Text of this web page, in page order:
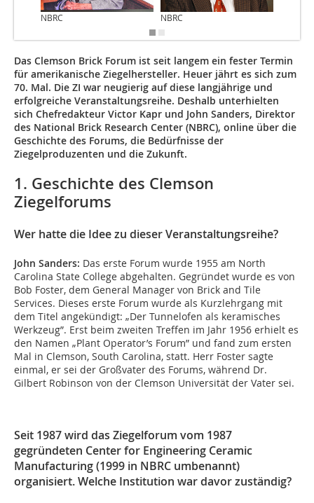
NBRC NBRC
Das Clemson Brick Forum ist seit langem ein fester Termin
für amerikanische Ziegelhersteller. Heuer jährt es sich zum
70. Mal. Die ZI war neugierig auf diese langjährige und
erfolgreiche Veranstaltungsreihe. Deshalb unterhielten
sich Chefredakteur Victor Kapr und John Sanders, Direktor
des National Brick Research Center (NBRC), online über die
Geschichte des Forums, die Bedürfnisse der
Ziegelproduzenten und die Zukunft.
1. Geschichte des Clemson
Ziegelforums
Wer hatte die Idee zu dieser Veranstaltungsreihe?
John Sanders: Das erste Forum wurde 1955 am North
Carolina State College abgehalten. Gegründet wurde es von
Bob Foster, dem General Manager von Brick and Tile
Services. Dieses erste Forum wurde als Kurzlehrgang mit
dem Titel angekündigt: „Der Tunnelofen als keramisches
Werkzeug”. Erst beim zweiten Treffen im Jahr 1956 erhielt es
den Namen „Plant Operator’s Forum” und fand zum ersten
Mal in Clemson, South Carolina, statt. Herr Foster sagte
einmal, er sei der Großvater des Forums, während Dr.
Gilbert Robinson von der Clemson Universität der Vater sei.
Seit 1987 wird das Ziegelforum vom 1987
gegründeten Center for Engineering Ceramic
Manufacturing (1999 in NBRC umbenannt)
organisiert. Welche Institution war davor zuständig?